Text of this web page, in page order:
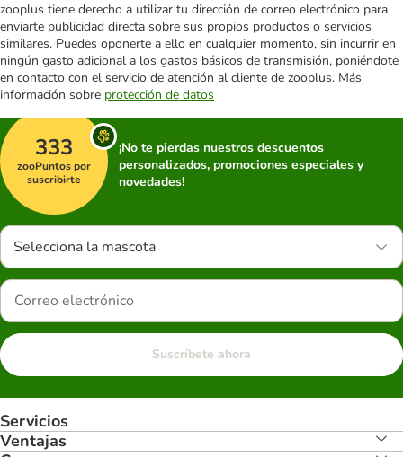
zooplus tiene derecho a utilizar tu dirección de correo electrónico para
enviarte publicidad directa sobre sus propios productos o servicios
similares. Puedes oponerte a ello en cualquier momento, sin incurrir en
ningún gasto adicional a los gastos básicos de transmisión, poniéndote
en contacto con el servicio de atención al cliente de zooplus. Más
información sobre protección de datos
333
zooPuntos por
suscribirte
¡No te pierdas nuestros descuentos
personalizados, promociones especiales y
novedades!
Selecciona la mascota
Suscríbete ahora
Servicios
Ventajas